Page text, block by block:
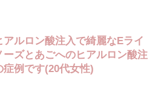
で、ナチュラルな仕上がりを重視しながらデ
異なりますが、10分程度です。
れ、赤み、内出血、痛み、突っ張り感などが
常は一時的なもので数日〜1週間程度で軽快し
ロン酸に対するアレルギー反応や、細菌感
合併症が生じる可能性もあります。施術後1〜
ルロン酸注入で綺麗なEライ
ーズとあごへのヒアルロン酸注
例です(20代女性)